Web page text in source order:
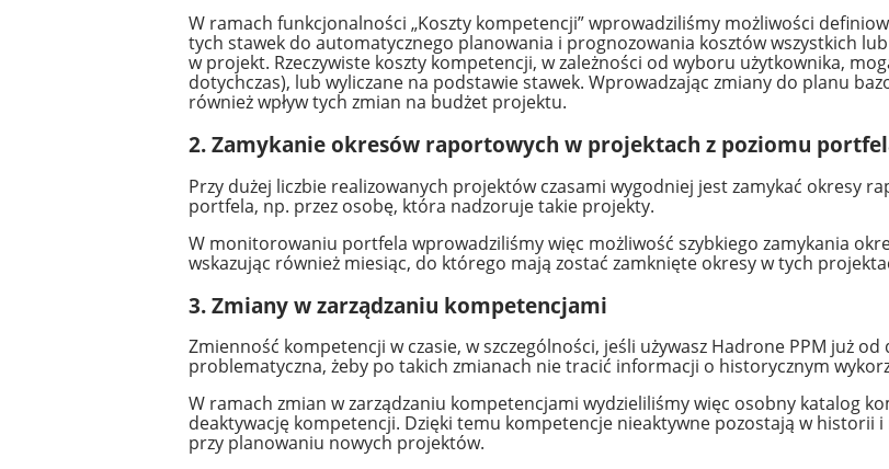
W ramach funkcjonalności „Koszty kompetencji” wprowadziliśmy możliwości
tych stawek do automatycznego planowania i prognozowania kosztów wszystkich
w projekt. Rzeczywiste koszty kompetencji, w zależności od wyboru użytkownika,
dotychczas), lub wyliczane na podstawie stawek. Wprowadzając zmiany do planu
również wpływ tych zmian na budżet projektu.
2. Zamykanie okresów raportowych w projektach z poziomu
Przy dużej liczbie realizowanych projektów czasami wygodniej jest zamykać okresy
portfela, np. przez osobę, która nadzoruje takie projekty.
W monitorowaniu portfela wprowadziliśmy więc możliwość szybkiego zamykania
wskazując również miesiąc, do którego mają zostać zamknięte okresy w tych
3. Zmiany w zarządzaniu kompetencjami
Zmienność kompetencji w czasie, w szczególności, jeśli używasz Hadrone PPM już od
problematyczna, żeby po takich zmianach nie tracić informacji o historycznym
W ramach zmian w zarządzaniu kompetencjami wydzieliliśmy więc osobny katalog
deaktywację kompetencji. Dzięki temu kompetencje nieaktywne pozostają w historii
przy planowaniu nowych projektów.